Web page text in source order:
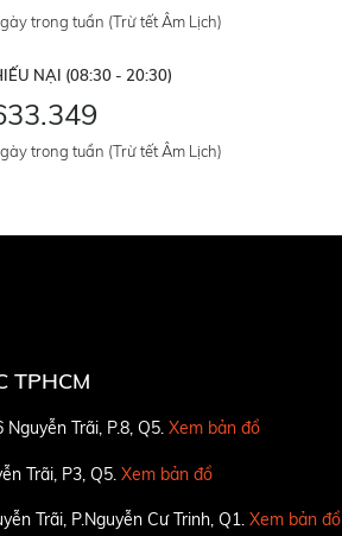
trong tuần (Trừ tết Âm Lịch)
NẠI (08:30 - 20:30)
trong tuần (Trừ tết Âm Lịch)
TPHCM
Trãi, P.8, Q5. Xem bản đồ
Trãi, P3, Q5. Xem bản đồ
Trãi, P.Nguyễn Cư Trinh, Q1. Xem bản đồ